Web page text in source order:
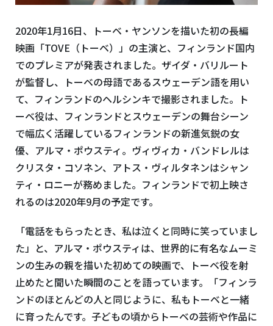
2020年1月16日、トーベ・ヤンソンを描いた初の長編
映画「TOVE（トーベ）」の主演と、フィンランド国内
でのプレミアが発表されました。ザイダ・バリルート
が監督し、トーベの母語であるスウェーデン語を用い
て、フィンランドのヘルシンキで撮影されました。ト
ーベ役は、フィンランドとスウェーデンの舞台シーン
で幅広く活躍しているフィンランドの新進気鋭の女
優、アルマ・ポウスティ。ヴィヴィカ・バンドレルは
クリスタ・コソネン、アトス・ヴィルタネンはシャン
ティ・ロニーが務めました。フィンランドで初上映さ
れるのは2020年9月の予定です。
「電話をもらったとき、私は泣くと同時に笑っていまし
た」と、アルマ・ポウスティは、世界的に有名なムーミ
ンの生みの親を描いた初めての映画で、トーベ役を射
止めたと聞いた瞬間のことを語っています。「フィンラ
ンドのほとんどの人と同じように、私もトーベと一緒
に育ったんです。子どもの頃からトーベの芸術や作品に